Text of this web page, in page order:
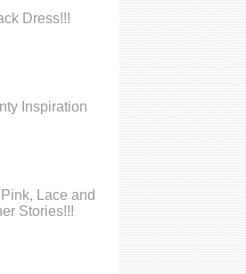
Dress!!!
Inspiration
Lace and
Stories!!!